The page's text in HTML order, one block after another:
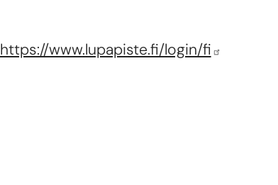
https://www.lupapiste.fi/login/fi